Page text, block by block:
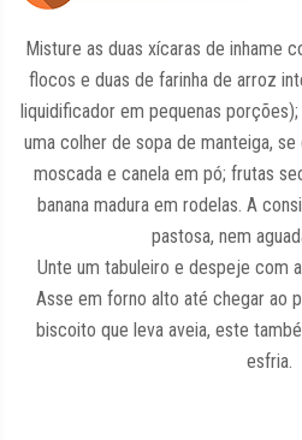
Misture as duas xícaras de inhame
flocos e duas de farinha de arroz
liquidificador em pequenas
uma colher de sopa de manteiga,
moscada e canela em pó; frutas
banana madura em rodelas. A
pastosa, nem
Unte um tabuleiro e despeje com
Asse em forno alto até chegar ao
biscoito que leva aveia, este
esfria.